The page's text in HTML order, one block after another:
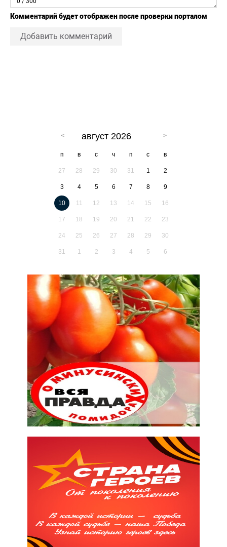
Комментарий будет отображен после проверки порталом
Добавить комментарий
август 2026
п в с ч п с в
27 28 29 30 31 1 2
3 4 5 6 7 8 9
10 11 12 13 14 15 16
17 18 19 20 21 22 23
24 25 26 27 28 29 30
31 1 2 3 4 5 6